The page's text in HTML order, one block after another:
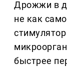
Дрожжи в
не как
быстрее